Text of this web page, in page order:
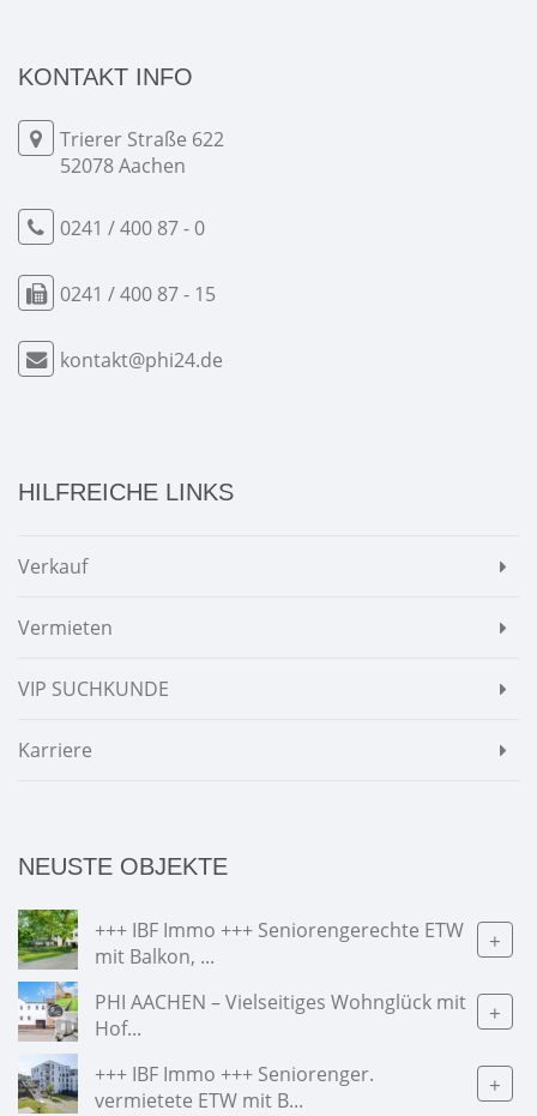
KONTAKT INFO
Trierer Straße 622
52078 Aachen
0241 / 400 87 - 0
0241 / 400 87 - 15
kontakt@phi24.de
HILFREICHE LINKS
Verkauf
Vermieten
VIP SUCHKUNDE
Karriere
NEUSTE OBJEKTE
+++ IBF Immo +++ Seniorengerechte ETW
mit Balkon, ...
+
PHI AACHEN – Vielseitiges Wohnglück mit
Hof...
+
+++ IBF Immo +++ Seniorenger.
vermietete ETW mit B...
+